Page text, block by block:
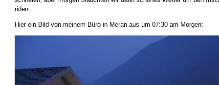
riden …
Hier ein Bild von meinem Büro in Meran aus um 07:30 am Morgen: